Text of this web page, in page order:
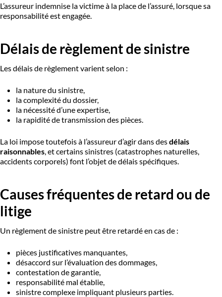
L’assureur indemnise la victime à la place de l’assuré, lorsque sa
responsabilité est engagée.
Délais de règlement de sinistre
Les délais de règlement varient selon :
la nature du sinistre,
la complexité du dossier,
la nécessité d’une expertise,
la rapidité de transmission des pièces.
La loi impose toutefois à l’assureur d’agir dans desdélais
raisonnables , et certains sinistres (catastrophes naturelles,
accidents corporels) font l’objet de délais spécifiques.
Causes fréquentes de retard ou de
litige
Un règlement de sinistre peut être retardé en cas de :
pièces justificatives manquantes,
désaccord sur l’évaluation des dommages,
contestation de garantie,
responsabilité mal établie,
sinistre complexe impliquant plusieurs parties.